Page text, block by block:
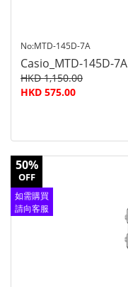
No:MTD-145D-7A
Casio_MTD-145D-7A
HKD 1,150.00
HKD 575.00
50%
OFF
如需購買
請向客服